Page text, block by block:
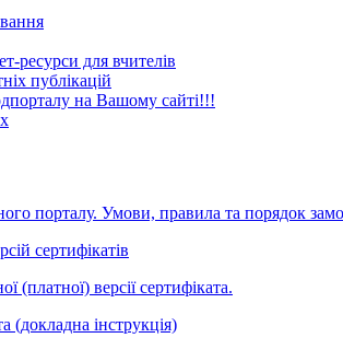
ресурси для вчителів
публікацій
на Вашому сайті!!!
порталу. Умови, правила та порядок
сертифікатів
(платної) версії сертифіката.
(докладна інструкція)